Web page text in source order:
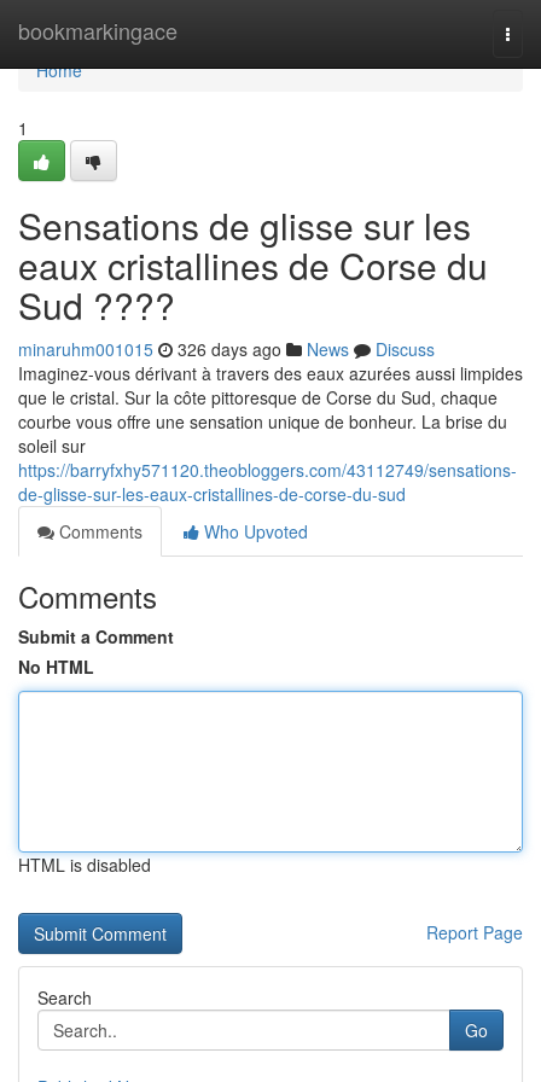
bookmarkingace
Home
Home
1
Sensations de glisse sur les
eaux cristallines de Corse du
Sud ????
minaruhm001015 326 days ago News
Discuss
Imaginez-vous dérivant à travers des eaux azurées aussi limpides
que le cristal. Sur la côte pittoresque de Corse du Sud, chaque
courbe vous offre une sensation unique de bonheur. La brise du
soleil sur
https://barryfxhy571120.theobloggers.com/43112749/sensations-
de-glisse-sur-les-eaux-cristallines-de-corse-du-sud
Comments
Who Upvoted
Comments
Submit a Comment
No HTML
HTML is disabled
Report Page
Search
Go